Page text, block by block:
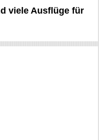
viele Ausflüge für